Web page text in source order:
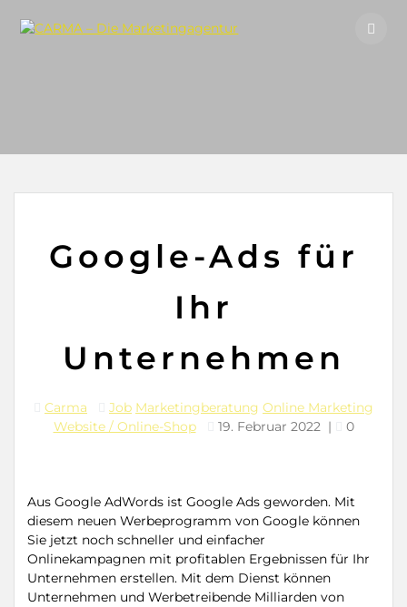
to
Google-Ads für
Ihr
Unternehmen
Carma Job Marketingberatung Online Marketing
Website / Online-Shop
19. Februar 2022| 0
Aus Google AdWords ist Google Ads geworden. Mit
diesem neuen Werbeprogramm von Google können
Sie jetzt noch schneller und einfacher
Onlinekampagnen mit profitablen Ergebnissen für Ihr
Unternehmen erstellen. Mit dem Dienst können
Unternehmen und Werbetreibende Milliarden von